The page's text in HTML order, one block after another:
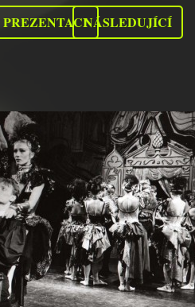
PREZENTACINÁSLEDUJÍCÍ